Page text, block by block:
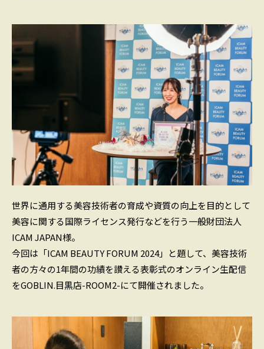
世界に通用する美容技術者の育成や資質の向上を目的として
美容に関する国際ライセンス発行などを行う一般財団法人
ICAM JAPAN様。
今回は「ICAM BEAUTY FORUM 2024」と題して、美容技術
者の方々の1年間の功績を讃える表彰式のオンライン生配信
をGOBLIN.目黒店-ROOM2-にて開催されました。